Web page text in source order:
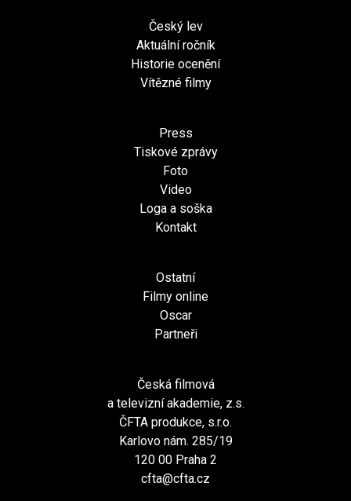
Český lev
Aktuální ročník
Historie ocenění
Vítězné filmy
Press
Tiskové zprávy
Foto
Video
Loga a soška
Kontakt
Ostatní
Filmy online
Oscar
Partneři
Česká filmová
a televizní akademie, z.s.
ČFTA produkce, s.r.o.
Karlovo nám. 285/19
120 00 Praha 2
cfta@cfta.cz